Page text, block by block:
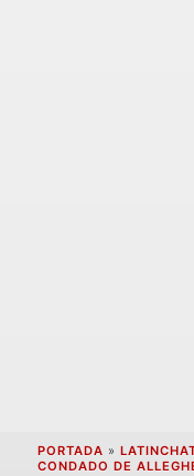
PORTADA »
CONDADO DE